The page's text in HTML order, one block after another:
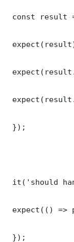
const result
});
it('should
expect(() =>
});